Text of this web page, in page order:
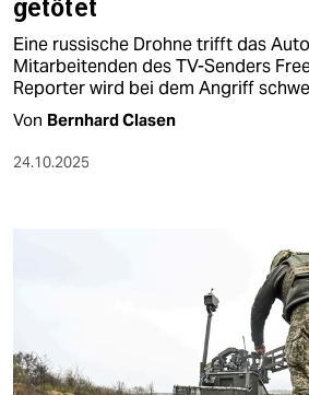
getötet
Eine russische Drohne trifft das
Mitarbeitenden des TV-Senders
Reporter wird bei dem Angriff
Von Bernhard Clasen
24.10.2025